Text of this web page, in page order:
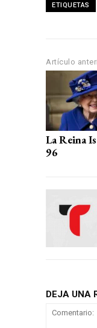
p
p
ETIQUETAS
Artículo
La Reina
96
DEJA UNA